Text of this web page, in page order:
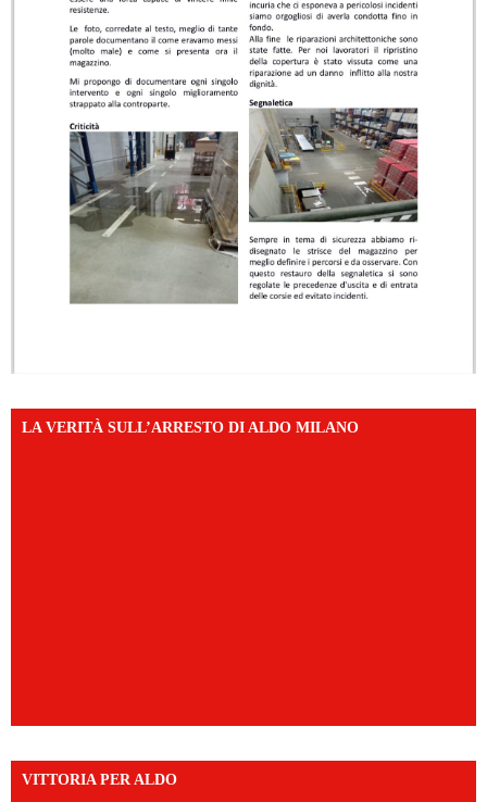
LA VERITÀ SULL’ARRESTO DI ALDO MILANO
VITTORIA PER ALDO